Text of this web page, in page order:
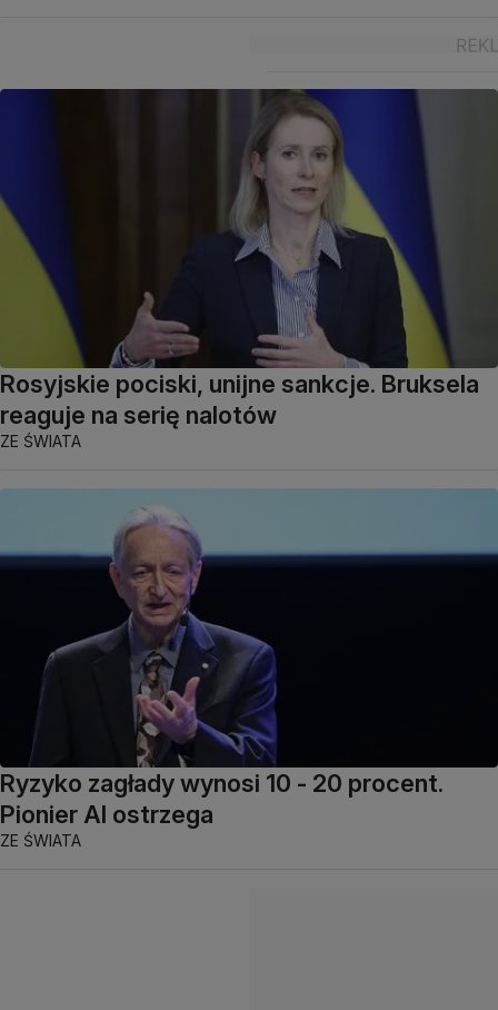
Rosyjskie pociski, unijne sankcje. Bruksela
reaguje na serię nalotów
ZE ŚWIATA
Ryzyko zagłady wynosi 10 - 20 procent.
Pionier AI ostrzega
ZE ŚWIATA